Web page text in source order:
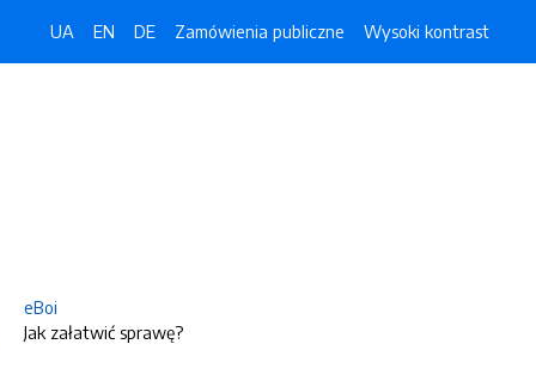
UA EN DE Zamówienia publiczne Wysoki kontrast
eBoi
Jak załatwić sprawę?